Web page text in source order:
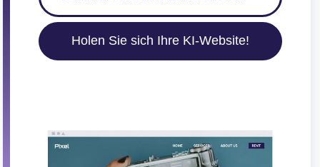
Holen Sie sich Ihre KI-Website!